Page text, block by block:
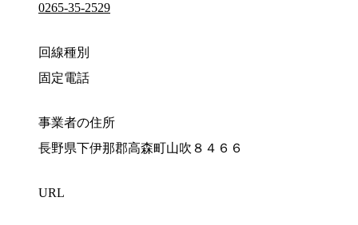
0265-35-2529
回線種別
固定電話
事業者の住所
長野県下伊那郡高森町山吹８４６６
URL